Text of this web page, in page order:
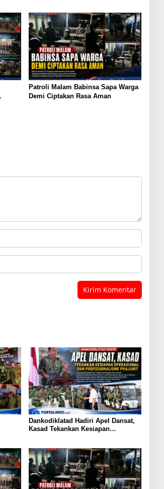
Prajurit
Patroli Malam Babinsa Sapa Warga
Demi Ciptakan Rasa Aman
Dankodiklatad Hadiri Apel Dansat,
Kasad Tekankan Kesiapan